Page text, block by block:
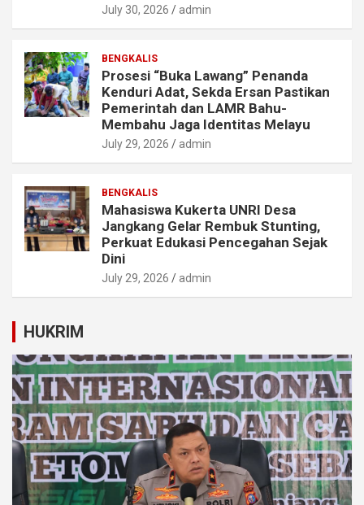
July 30, 2026 admin
BENGKALIS
Prosesi “Buka Lawang” Penanda
Kenduri Adat, Sekda Ersan Pastikan
Pemerintah dan LAMR Bahu-
Membahu Jaga Identitas Melayu
July 29, 2026 admin
BENGKALIS
Mahasiswa Kukerta UNRI Desa
Jangkang Gelar Rembuk Stunting,
Perkuat Edukasi Pencegahan Sejak
Dini
July 29, 2026 admin
HUKRIM